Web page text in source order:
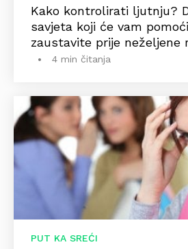
Kako kontrolirati ljutnju?
savjeta koji će vam
zaustavite prije neželjene
4 min čitanja
PUT KA SREĆI